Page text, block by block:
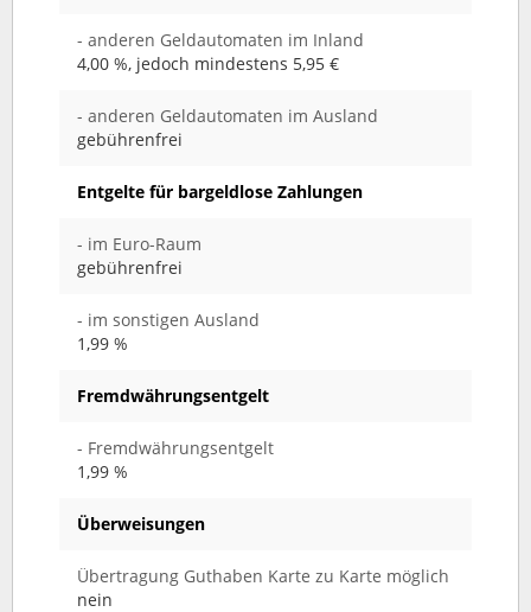
- anderen Geldautomaten im Inland
4,00 %, jedoch mindestens 5,95 €
- anderen Geldautomaten im Ausland
gebührenfrei
Entgelte für bargeldlose Zahlungen
- im Euro-Raum
gebührenfrei
- im sonstigen Ausland
1,99 %
Fremdwährungsentgelt
- Fremdwährungsentgelt
1,99 %
Überweisungen
Übertragung Guthaben Karte zu Karte möglich
nein